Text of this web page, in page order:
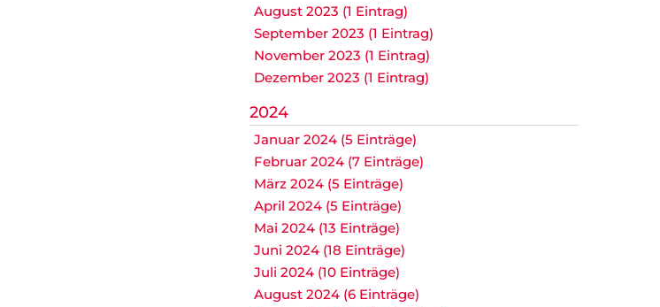
August 2023 (1 Eintrag)
September 2023 (1 Eintrag)
November 2023 (1 Eintrag)
Dezember 2023 (1 Eintrag)
2024
Januar 2024 (5 Einträge)
Februar 2024 (7 Einträge)
März 2024 (5 Einträge)
April 2024 (5 Einträge)
Mai 2024 (13 Einträge)
Juni 2024 (18 Einträge)
Juli 2024 (10 Einträge)
August 2024 (6 Einträge)